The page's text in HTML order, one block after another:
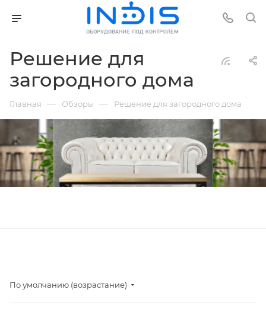
Решение для
загородного дома
Главная — Обзоры — Решение для загородного дома
По умолчанию (возрастание)